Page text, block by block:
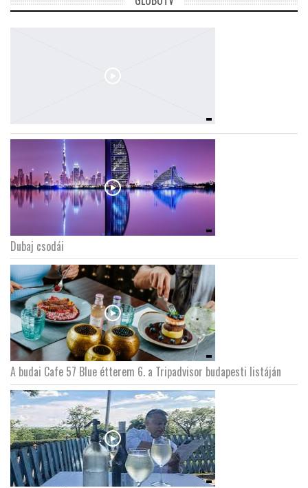
Dubaj csodái
A budai Cafe 57 Blue étterem 6. a Tripadvisor budapesti listáján